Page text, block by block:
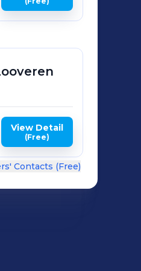
View Detail
(Free)
Contacts (Free)